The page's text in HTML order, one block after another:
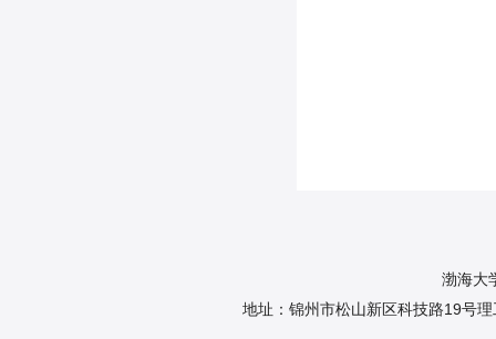
渤海大
地址：锦州市松山新区科技路19号理